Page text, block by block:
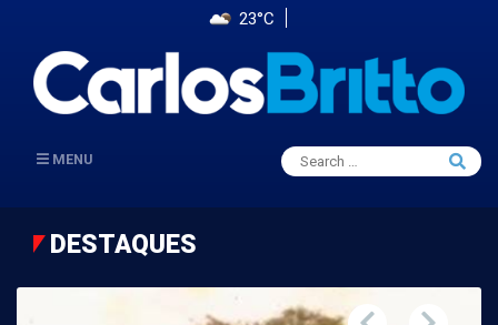
23°C
MENU
Search
for:
Search
DESTAQUES